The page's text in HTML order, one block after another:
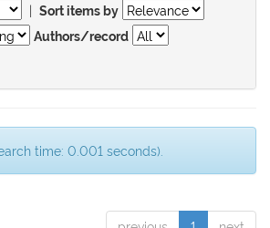
| Sort items by
Authors/record
time: 0.001 seconds).